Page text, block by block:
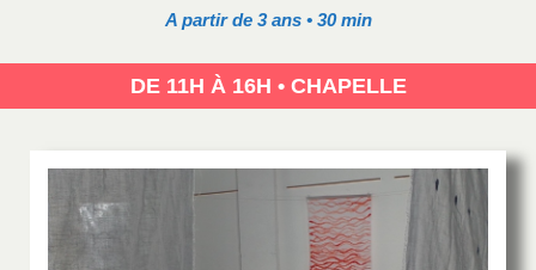
A partir de 3 ans • 30 min
DE 11H À 16H • CHAPELLE